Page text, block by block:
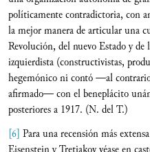
políticamente contradictoria, con
la mejor manera de articular una
Revolución, del nuevo Estado y de
izquierdista (constructivistas,
hegemónico ni contó —al contrario
afirmado— con el beneplácito
posteriores a 1917. (N. del T.)
[6] Para una recensión más